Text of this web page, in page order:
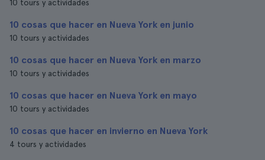
10 tours y actividades
10 cosas que hacer en Nueva York en junio
10 tours y actividades
10 cosas que hacer en Nueva York en marzo
10 tours y actividades
10 cosas que hacer en Nueva York en mayo
10 tours y actividades
10 cosas que hacer en invierno en Nueva York
4 tours y actividades